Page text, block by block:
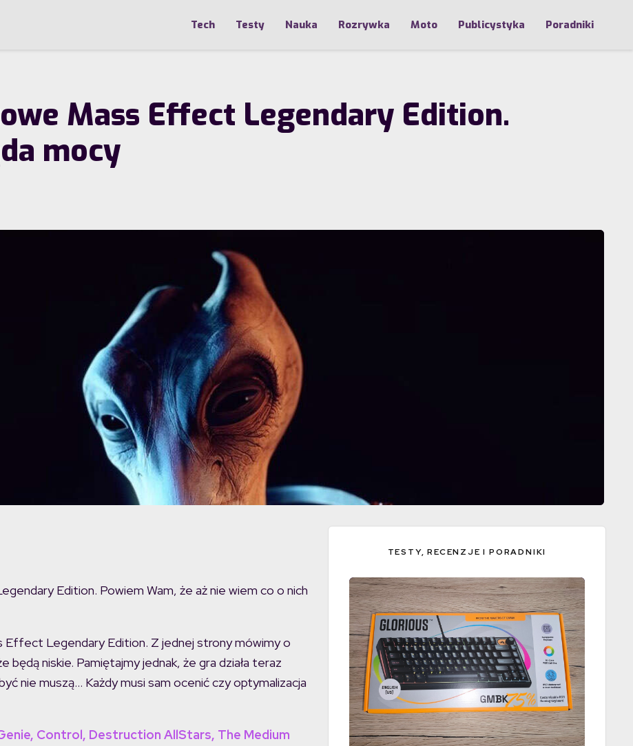
Tech Testy Nauka Rozrywka Moto Publicystyka Poradniki
Mass Effect Legendary Edition.
mocy
Edition. Powiem Wam, że aż nie wiem co o nich
Effect Legendary Edition. Z jednej strony mówimy o
niskie. Pamiętajmy jednak, że gra działa teraz
nie muszą… Każdy musi sam ocenić czy optymalizacja
Control, Destruction AllStars, The Medium
TESTY, RECENZJE I PORADNIKI